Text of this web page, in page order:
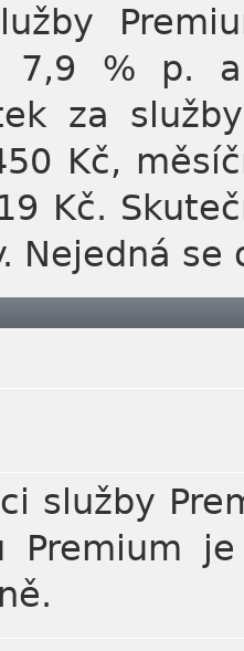
7,9 % p.
za
Kč,
Kč.
Nejedná se
služby
Premium